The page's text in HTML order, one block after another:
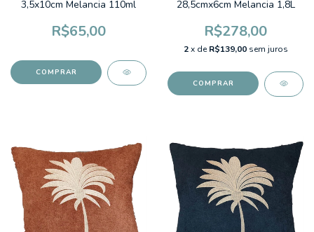
3,5x10cm Melancia 110ml
R$65,00
28,5cmx6cm Melancia 1,8L
R$278,00
2 x deR$139,00 sem juros